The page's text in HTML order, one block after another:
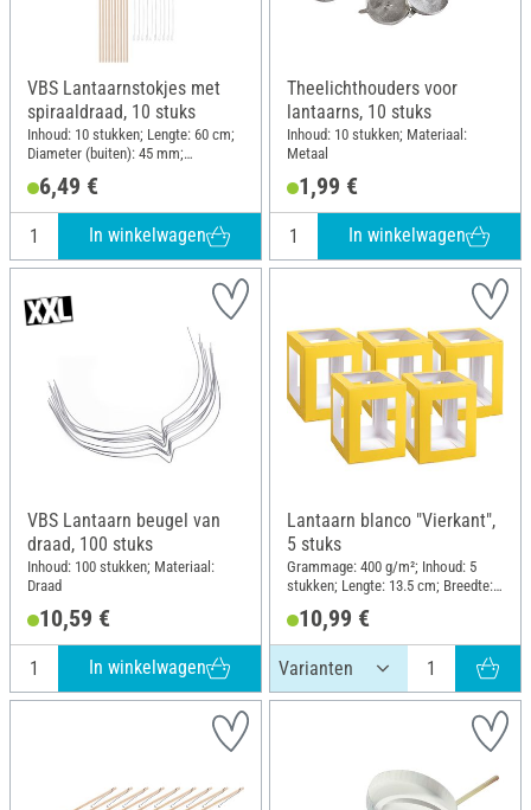
VBS Lantaarnstokjes met
spiraaldraad, 10 stuks
Inhoud: 10 stukken; Lengte: 60 cm;
Diameter (buiten): 45 mm;
6,49 €
In winkelwagen
Theelichthouders voor
lantaarns, 10 stuks
Inhoud: 10 stukken; Materiaal:
Metaal
1,99 €
In winkelwagen
VBS Lantaarn beugel van
draad, 100 stuks
Inhoud: 100 stukken; Materiaal:
Draad
10,59 €
In winkelwagen
Lantaarn blanco "Vierkant",
5 stuks
Grammage: 400 g/m²; Inhoud: 5
stukken; Lengte: 13.5 cm; Breedte:
Papier
10,99 €